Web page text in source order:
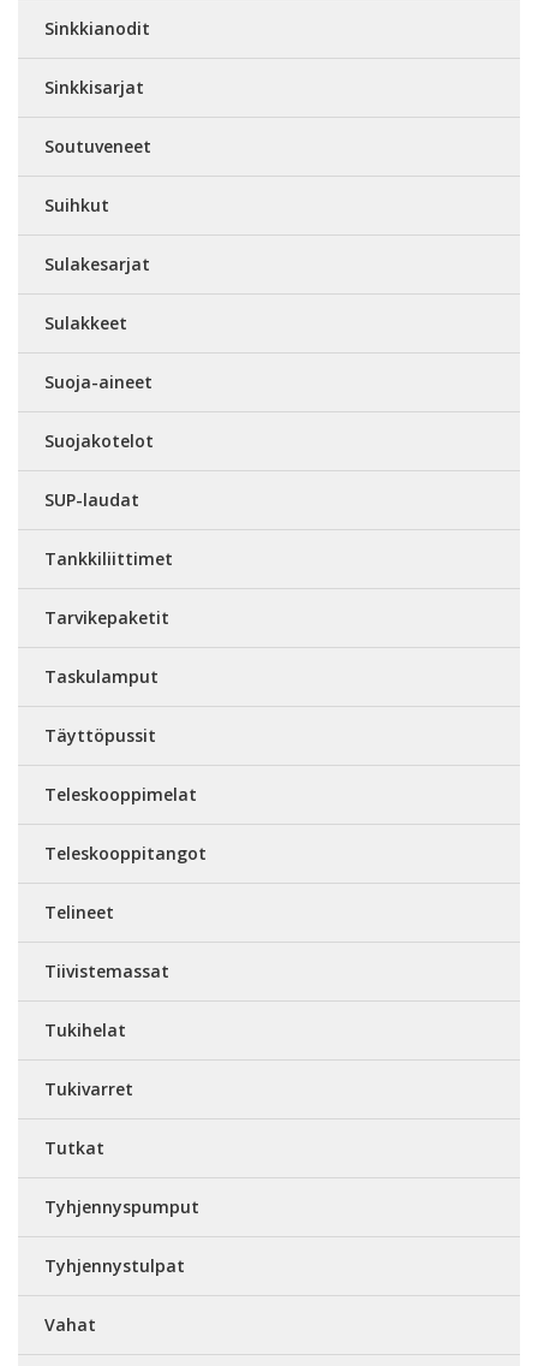
Sinkkianodit
Sinkkisarjat
Soutuveneet
Suihkut
Sulakesarjat
Sulakkeet
Suoja-aineet
Suojakotelot
SUP-laudat
Tankkiliittimet
Tarvikepaketit
Taskulamput
Täyttöpussit
Teleskooppimelat
Teleskooppitangot
Telineet
Tiivistemassat
Tukihelat
Tukivarret
Tutkat
Tyhjennyspumput
Tyhjennystulpat
Vahat